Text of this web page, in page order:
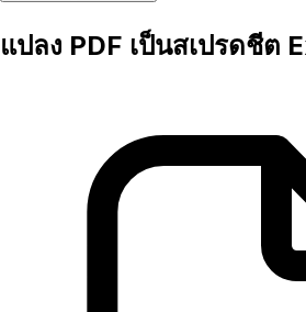
แปลง PDF เป็นสเปรดชีต